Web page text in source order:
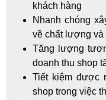
khách hàng
Nhanh chóng
về chất lượng và
Tăng lượng
doanh thu shop
Tiết kiệm được
shop trong việc